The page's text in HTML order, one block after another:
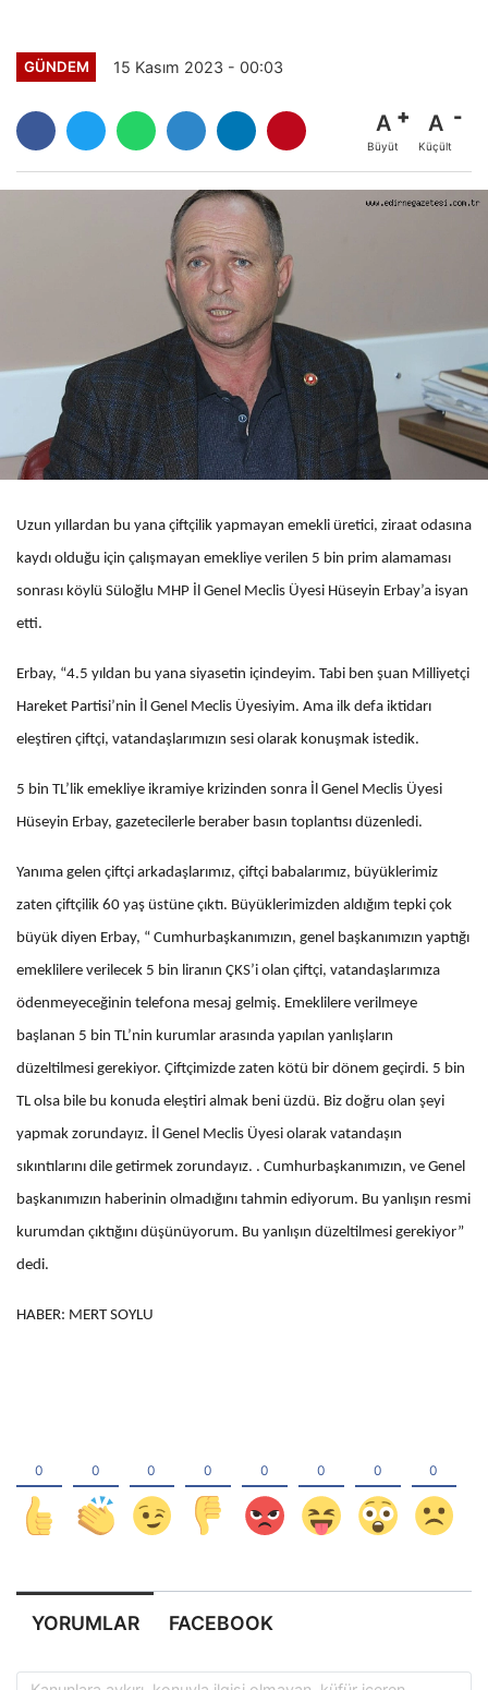
GÜNDEM 15 Kasım 2023 - 00:03
A
Büyüt
A
Küçült
Uzun yıllardan bu yana çiftçilik yapmayan emekli üretici, ziraat odasına
kaydı olduğu için çalışmayan emekliye verilen 5 bin prim alamaması
sonrası köylü Süloğlu MHP İl Genel Meclis Üyesi Hüseyin Erbay’a isyan
etti.
Erbay, “4.5 yıldan bu yana siyasetin içindeyim. Tabi ben şuan Milliyetçi
Hareket Partisi’nin İl Genel Meclis Üyesiyim. Ama ilk defa iktidarı
eleştiren çiftçi, vatandaşlarımızın sesi olarak konuşmak istedik.
5 bin TL’lik emekliye ikramiye krizinden sonra İl Genel Meclis Üyesi
Hüseyin Erbay, gazetecilerle beraber basın toplantısı düzenledi.
Yanıma gelen çiftçi arkadaşlarımız, çiftçi babalarımız, büyüklerimiz
zaten çiftçilik 60 yaş üstüne çıktı. Büyüklerimizden aldığım tepki çok
büyük diyen Erbay, “ Cumhurbaşkanımızın, genel başkanımızın yaptığı
emeklilere verilecek 5 bin liranın ÇKS’i olan çiftçi, vatandaşlarımıza
ödenmeyeceğinin telefona mesaj gelmiş. Emeklilere verilmeye
başlanan 5 bin TL’nin kurumlar arasında yapılan yanlışların
düzeltilmesi gerekiyor. Çiftçimizde zaten kötü bir dönem geçirdi. 5 bin
TL olsa bile bu konuda eleştiri almak beni üzdü. Biz doğru olan şeyi
yapmak zorundayız. İl Genel Meclis Üyesi olarak vatandaşın
sıkıntılarını dile getirmek zorundayız. . Cumhurbaşkanımızın, ve Genel
başkanımızın haberinin olmadığını tahmin ediyorum. Bu yanlışın resmi
kurumdan çıktığını düşünüyorum. Bu yanlışın düzeltilmesi gerekiyor”
dedi.
HABER: MERT SOYLU
YORUMLAR FACEBOOK